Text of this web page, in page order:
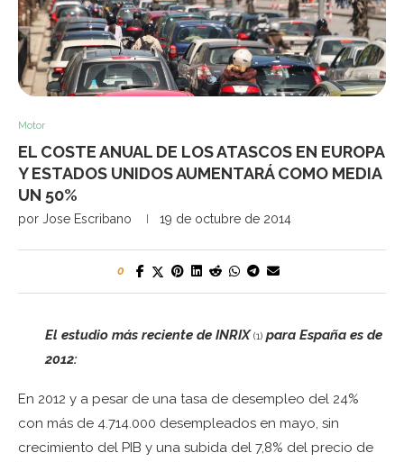
Motor
EL COSTE ANUAL DE LOS ATASCOS EN EUROPA
Y ESTADOS UNIDOS AUMENTARÁ COMO MEDIA
UN 50%
por Jose Escribano 19 de octubre de 2014
0
El estudio más reciente de INRIX(1) para España es de
2012:
En 2012 y a pesar de una tasa de desempleo del 24%
con más de 4.714.000 desempleados en mayo, sin
crecimiento del PIB y una subida del 7,8% del precio de